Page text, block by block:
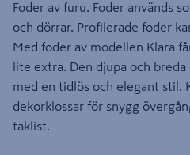
Foder av furu. Foder används
och dörrar. Profilerade foder
Med foder av modellen Klara
lite extra. Den djupa och
med en tidlös och elegant stil.
dekorklossar för snygg
taklist.